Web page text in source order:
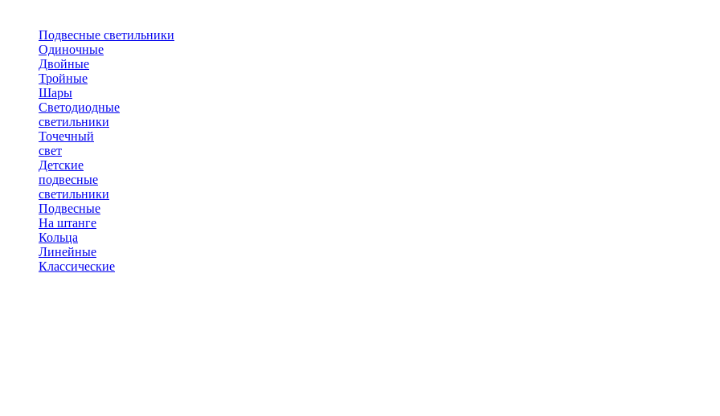
Подвесные светильники
Одиночные
Двойные
Тройные
Шары
Светодиодные
светильники
Точечный
свет
Детские
подвесные
светильники
Подвесные
На штанге
Кольца
Линейные
Классические